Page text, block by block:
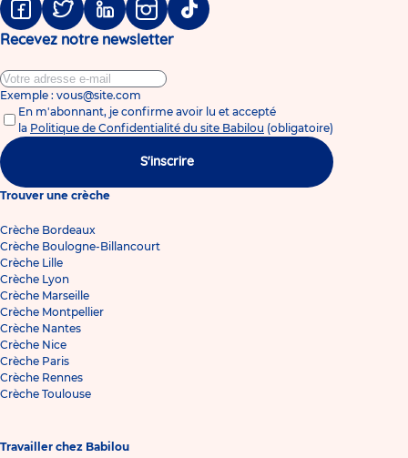
FacebookTwitter LinkedinInstagramTiktok
Recevez notre newsletter
Exemple : vous@site.com
En m'abonnant, je confirme avoir lu et accepté
la Politique de Confidentialité du site Babilou (obligatoire)
S'inscrire
Trouver une crèche
Crèche Bordeaux
Crèche Boulogne-Billancourt
Crèche Lille
Crèche Lyon
Crèche Marseille
Crèche Montpellier
Crèche Nantes
Crèche Nice
Crèche Paris
Crèche Rennes
Crèche Toulouse
Travailler chez Babilou